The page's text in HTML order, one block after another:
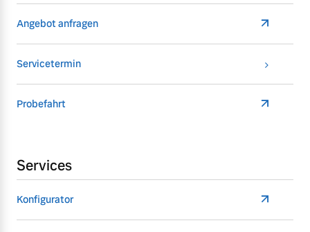
Angebot anfragen
Servicetermin
Probefahrt
Services
Konfigurator